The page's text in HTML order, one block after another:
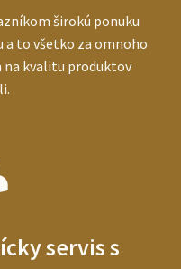
širokú ponuku
a to všetko za omnoho
na kvalitu produktov
servis s